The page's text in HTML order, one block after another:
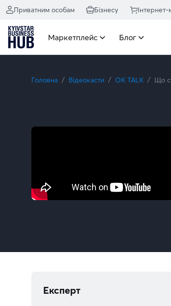
Приватним особам Бізнесу Інтернет-
Маркетплейс Блог
Головна Відеокасти OK TALK Що
Експерт
Що стоїть за успіхом «Ти – космос» і як